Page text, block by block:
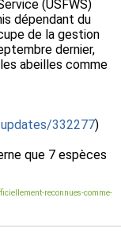
(USFWS)
dépendant du
de la gestion
dernier,
abeilles comme
332277)
que 7 espèces
reconnues-comme-